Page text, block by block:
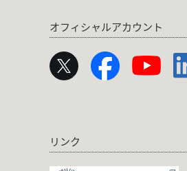
オフィシャルアカウント
リンク